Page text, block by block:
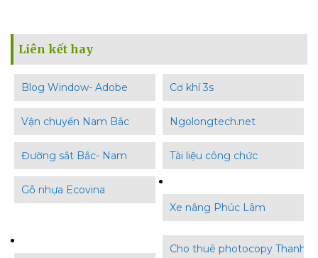
Liên kết hay
Blog Window- Adobe Cơ khí 3s
Vận chuyển Nam Bắc Ngolongtech.net
Đường sắt Bắc- Nam Tài liệu công chức
Gỗ nhựa Ecovina
Xe nâng Phúc Lâm
Cho thuê photocopy Thanh